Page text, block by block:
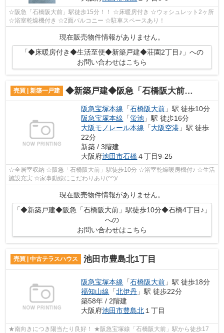
☆阪急「石橋阪大前」駅徒歩15分！！ ☆床暖房付き ☆ウォシュレット2ヶ所
☆浴室乾燥機付き ☆2面バルコニー ☆駐車スペースあり！
現在販売物件情報がありません。
「◆床暖房付き◆生活至便◆新築戸建◆荘園2丁目♪」への
お問い合わせはこちら
売買 | 新築一戸建 ◆新築戸建◆阪急「石橋阪大前」駅徒歩10分◆石橋4丁目♪
阪急宝塚本線 「石橋阪大前 」駅 徒歩10分
阪急宝塚本線 「蛍池 」駅 徒歩16分
大阪モノレール本線 「大阪空港 」駅 徒歩
22分
新築 / 3階建
大阪府池田市石橋４丁目9-25
☆全居室収納 ☆阪急「石橋阪大前」駅徒歩10分 ☆浴室乾燥暖房機付♪ ☆生活
施設充実 ☆家事動線にこだわりあり(^^)/
現在販売物件情報がありません。
「◆新築戸建◆阪急「石橋阪大前」駅徒歩10分◆石橋4丁目♪」
への
お問い合わせはこちら
売買 | 中古テラスハウス 池田市豊島北1丁目
阪急宝塚本線 「石橋阪大前 」駅 徒歩18分
福知山線 「北伊丹 」駅 徒歩22分
築58年 / 2階建
大阪府池田市豊島北 １丁目
★南向きにつき陽当たり良好！ ★阪急宝塚線「石橋阪大前」駅から徒歩17